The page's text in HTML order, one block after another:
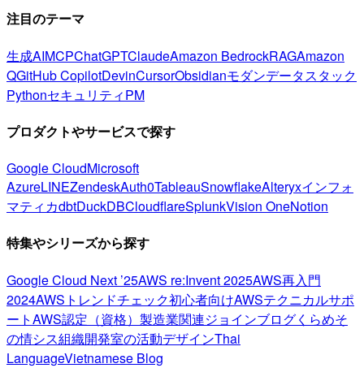
注目のテーマ
生成AIMCPChatGPTClaudeAmazon BedrockRAGAmazon
QGitHub CopilotDevinCursorObsidianモダンデータスタック
PythonセキュリティPM
プロダクトやサービスで探す
Google CloudMicrosoft
AzureLINEZendeskAuth0TableauSnowflakeAlteryxインフォ
マティカdbtDuckDBCloudflareSplunkVision OneNotion
特集やシリーズから探す
Google Cloud Next ’25AWS re:Invent 2025AWS再入門
2024AWSトレンドチェック初心者向けAWSテクニカルサポ
ートAWS認定（資格） 製造業関連ジョインブログくらめそ
の情シス組織開発室の活動デザインThai
LanguageVietnamese Blog